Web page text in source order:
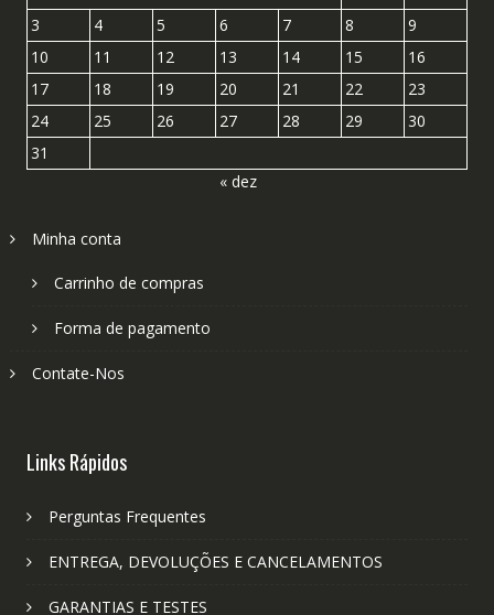
3
4 5 6 7 8
9
10
11 12 13 14 15
16
17
18 19 20 21 22
23
24
25 26 27 28 29
30
31
« dez
Minha conta
Carrinho de compras
Forma de pagamento
Contate-Nos
Links Rápidos
Perguntas Frequentes
ENTREGA, DEVOLUÇÕES E CANCELAMENTOS
GARANTIAS E TESTES